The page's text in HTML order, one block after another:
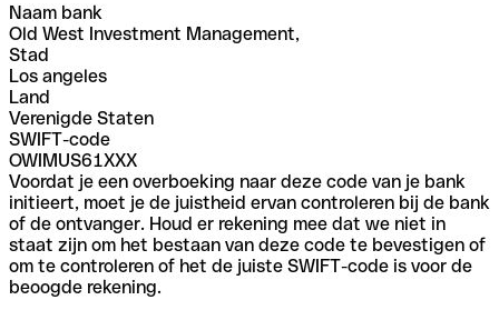
Naam bank
Old West Investment Management,
Stad
Los angeles
Land
Verenigde Staten
SWIFT-code
OWIMUS61XXX
Voordat je een overboeking naar deze code van je bank
initieert, moet je de juistheid ervan controleren bij de bank
of de ontvanger. Houd er rekening mee dat we niet in
staat zijn om het bestaan van deze code te bevestigen of
om te controleren of het de juiste SWIFT-code is voor de
beoogde rekening.